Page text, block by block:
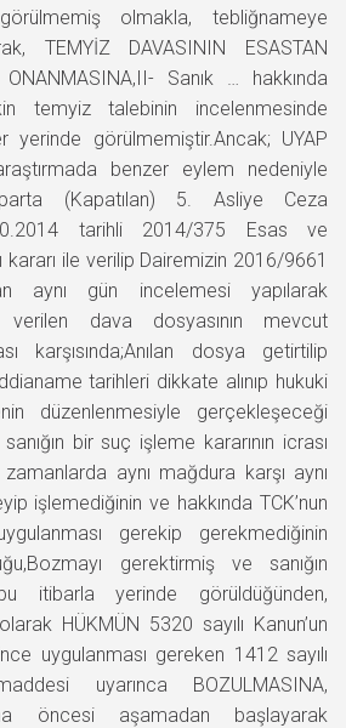
olmakla, tebliğnameye
TEMYİZ DAVASININ ESASTAN
ONANMASINA,II- Sanık … hakkında
temyiz talebinin incelenmesinde
yerinde görülmemiştir.Ancak; UYAP
benzer eylem nedeniyle
(Kapatılan) 5. Asliye Ceza
tarihli 2014/375 Esas ve
kararı ile verilip Dairemizin 2016/9661
aynı gün incelemesi yapılarak
verilen dava dosyasının mevcut
karşısında;Anılan dosya getirtilip
tarihleri dikkate alınıp hukuki
düzenlenmesiyle gerçekleşeceği
bir suç işleme kararının icrası
aynı mağdura karşı aynı
işlemediğinin ve hakkında TCK’nun
gerekip gerekmediğinin
gerektirmiş ve sanığın
itibarla yerinde görüldüğünden,
HÜKMÜN 5320 sayılı Kanun’un
uygulanması gereken 1412 sayılı
uyarınca BOZULMASINA,
öncesi aşamadan başlayarak